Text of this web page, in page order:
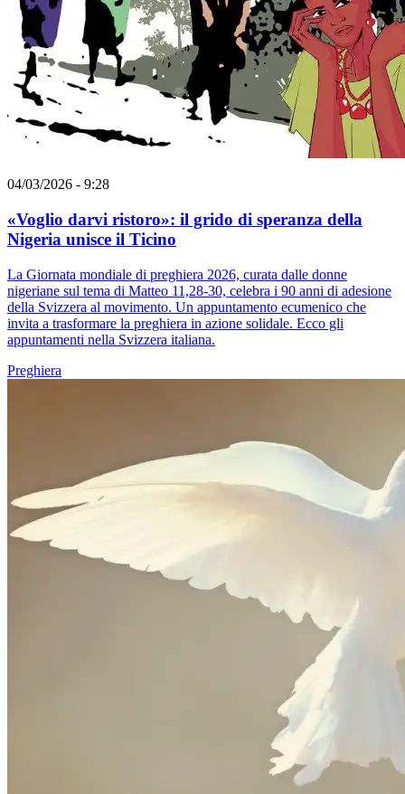
04/03/2026 - 9:28
«Voglio darvi ristoro»: il grido di speranza della
Nigeria unisce il Ticino
La Giornata mondiale di preghiera 2026, curata dalle donne
nigeriane sul tema di Matteo 11,28-30, celebra i 90 anni di adesione
della Svizzera al movimento. Un appuntamento ecumenico che
invita a trasformare la preghiera in azione solidale. Ecco gli
appuntamenti nella Svizzera italiana.
Preghiera